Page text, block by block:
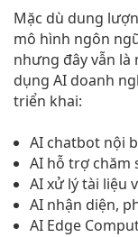
Mặc dù dung
mô hình ngôn
nhưng đây vẫn
dụng AI doanh
triển khai:
AI chatbot nội
AI hỗ trợ chăm
AI xử lý tài liệu
AI nhận diện,
AI Edge